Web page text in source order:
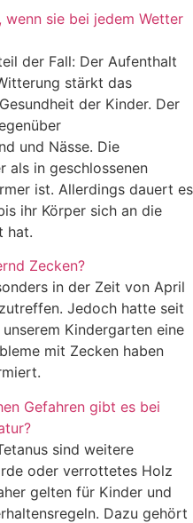
sie bei jedem Wetter
der Fall: Der Aufenthalt
stärkt das
der Kinder. Der
und Nässe. Die
als in geschlossenen
ist. Allerdings dauert es
ihr Körper sich an die
hat.
Zecken?
in der Zeit von April
Jedoch hatte seit
Kindergarten eine
mit Zecken haben
Gefahren gibt es bei
sind weitere
oder verrottetes Holz
gelten für Kinder und
Dazu gehört